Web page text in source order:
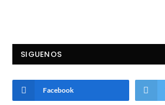
SIGUENOS
Facebook